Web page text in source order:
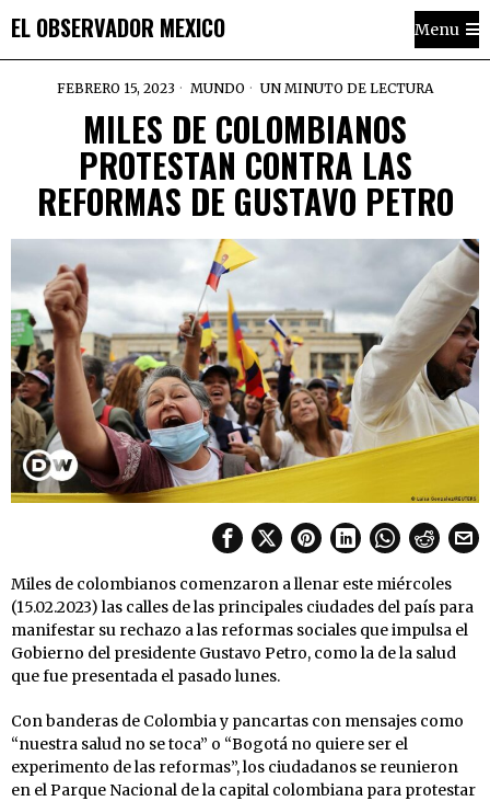
EL OBSERVADOR MEXICO Menu
FEBRERO 15, 2023 MUNDO UN MINUTO DE LECTURA
MILES DE COLOMBIANOS
PROTESTAN CONTRA LAS
REFORMAS DE GUSTAVO PETRO
Miles de colombianos comenzaron a llenar este miércoles
(15.02.2023) las calles de las principales ciudades del país para
manifestar su rechazo a las reformas sociales que impulsa el
Gobierno del presidente Gustavo Petro, como la de la salud
que fue presentada el pasado lunes.
Con banderas de Colombia y pancartas con mensajes como
“nuestra salud no se toca” o “Bogotá no quiere ser el
experimento de las reformas”, los ciudadanos se reunieron
en el Parque Nacional de la capital colombiana para protestar